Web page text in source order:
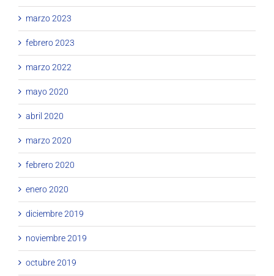
marzo 2023
febrero 2023
marzo 2022
mayo 2020
abril 2020
marzo 2020
febrero 2020
enero 2020
diciembre 2019
noviembre 2019
octubre 2019